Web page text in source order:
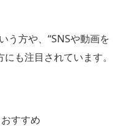
う方や、“SNSや動画を
も注目されています。
すすめ